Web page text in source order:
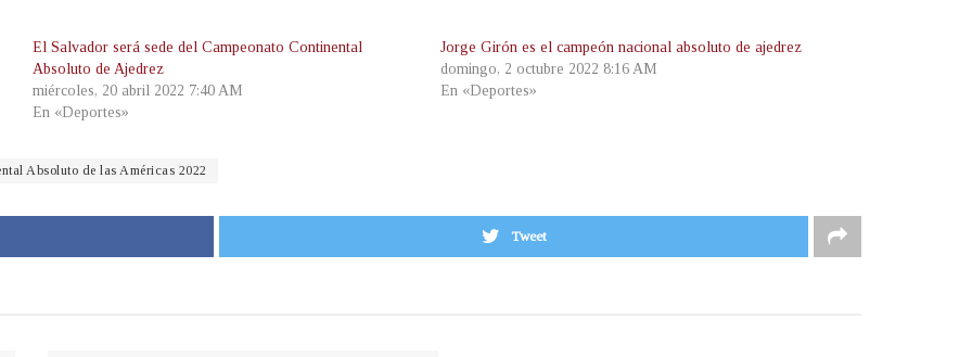
El Salvador será sede del Campeonato Continental
Absoluto de Ajedrez
miércoles, 20 abril 2022 7:40 AM
En «Deportes»
Jorge Girón es el campeón nacional absoluto de ajedrez
domingo, 2 octubre 2022 8:16 AM
En «Deportes»
Absoluto de las Américas 2022
Tweet